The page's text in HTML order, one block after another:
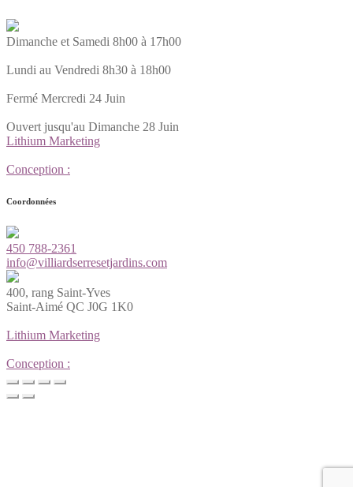
Dimanche et Samedi 8h00 à 17h00
Lundi au Vendredi 8h30 à 18h00
Fermé Mercredi 24 Juin
Ouvert jusqu'au Dimanche 28 Juin
Lithium Marketing
Conception :
Coordonnées
450 788-2361
info@villiardserresetjardins.com
400, rang Saint-Yves
Saint-Aimé QC J0G 1K0
Lithium Marketing
Conception :